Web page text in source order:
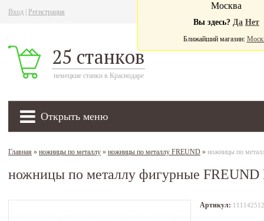
Вход Регистрация
25 станков
немецкие станки в Краснодаре
Открыть меню
Москва
Вы здесь? Да Нет
Ближайший магазин:
Главная » ножницы по металлу » ножницы по металлу FREUND » ножницы по
ножницы по металлу фигурные FREUND
Артикул: 111142512